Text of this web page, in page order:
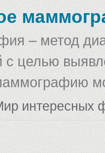
– метод
с целью
интересных